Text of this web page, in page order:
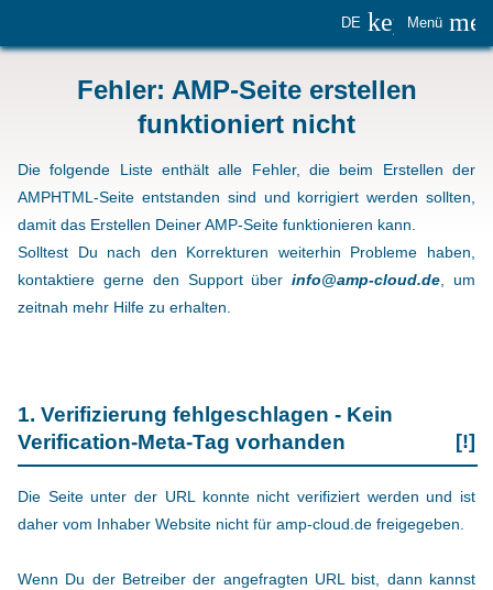
DE Menü
Fehler: AMP-Seite erstellen
funktioniert nicht
Die folgende Liste enthält alle Fehler, die beim Erstellen der
AMPHTML-Seite entstanden sind und korrigiert werden sollten,
damit das Erstellen Deiner AMP-Seite funktionieren kann.
Solltest Du nach den Korrekturen weiterhin Probleme haben,
kontaktiere gerne den Support überinfo@amp-cloud.de, um
zeitnah mehr Hilfe zu erhalten.
1. Verifizierung fehlgeschlagen - Kein
Verification-Meta-Tag vorhanden
[!]
Die Seite unter der URL konnte nicht verifiziert werden und ist
daher vom Inhaber Website nicht für amp-cloud.de freigegeben.
Wenn Du der Betreiber der angefragten URL bist, dann kannst